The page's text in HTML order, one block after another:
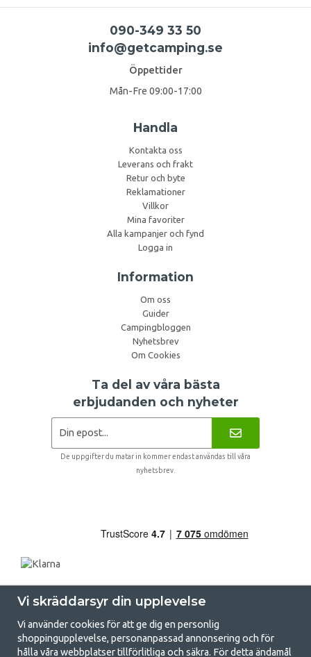
090-349 33 50
info@getcamping.se
Öppettider
Mån-Fre 09:00-17:00
Handla
Kontakta oss
Leverans och frakt
Retur och byte
Reklamationer
Villkor
Mina favoriter
Alla kampanjer och fynd
Logga in
Information
Om oss
Guider
Campingbloggen
Nyhetsbrev
Om Cookies
Ta del av våra bästa
erbjudanden och nyheter
De uppgifter du matar in kommer endast användas till våra
nyhetsbrev.
Vi skräddarsyr din upplevelse
Vi använder cookies för att ge dig en personlig
shoppingupplevelse, personanpassad annonsering och för
hålla våra webbplatser tillförlitliga och säkra. För detta ändamål